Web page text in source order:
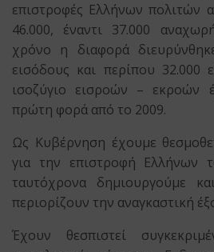
επιστροφές Ελλήνων πολιτών
46.000, έναντι 37.000
χρόνο η διαφορά
εισόδους και περίπου 32.000
ισοζύγιο εισροών – εκροών
πρώτη φορά από το 2009.
Ως Κυβέρνηση έχουμε
για την επιστροφή Ελλήνων
ταυτόχρονα δημιουργούμε
περιορίζουν την αναγκαστική
Έχουν θεσπιστεί